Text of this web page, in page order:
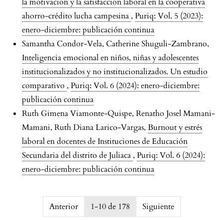
la motivación y la satisfacción laboral en la cooperativa
ahorro-crédito lucha campesina , Puriq: Vol. 5 (2023):
enero-diciembre: publicación continua
Samantha Condor-Vela, Catherine Shuguli-Zambrano,
Inteligencia emocional en niños, niñas y adolescentes
institucionalizados y no institucionalizados. Un estudio
comparativo , Puriq: Vol. 6 (2024): enero-diciembre:
publicación continua
Ruth Gimena Viamonte-Quispe, Renatho Josel Mamani-
Mamani, Ruth Diana Larico-Vargas, Burnout y estrés
laboral en docentes de Instituciones de Educación
Secundaria del distrito de Juliaca , Puriq: Vol. 6 (2024):
enero-diciembre: publicación continua
issue.pagination6a751083c4cfe
Anterior 1-10 de 178 Siguiente